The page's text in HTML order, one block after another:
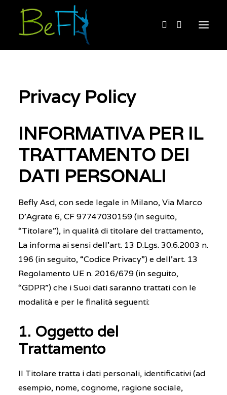
About
Buy
Contact
Italiano
BOOKING
Privacy Policy
INFORMATIVA PER IL
TRATTAMENTO DEI
DATI PERSONALI
Befly Asd, con sede legale in Milano, Via Marco
D’Agrate 6, CF 97747030159 (in seguito,
“Titolare”), in qualità di titolare del trattamento,
La informa ai sensi dell’art. 13 D.Lgs. 30.6.2003 n.
196 (in seguito, “Codice Privacy”) e dell’art. 13
Regolamento UE n. 2016/679 (in seguito,
“GDPR”) che i Suoi dati saranno trattati con le
modalità e per le finalità seguenti:
1. Oggetto del
Trattamento
Il Titolare tratta i dati personali, identificativi (ad
esempio, nome, cognome, ragione sociale,